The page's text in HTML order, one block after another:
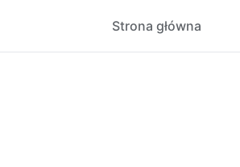
Strona główna